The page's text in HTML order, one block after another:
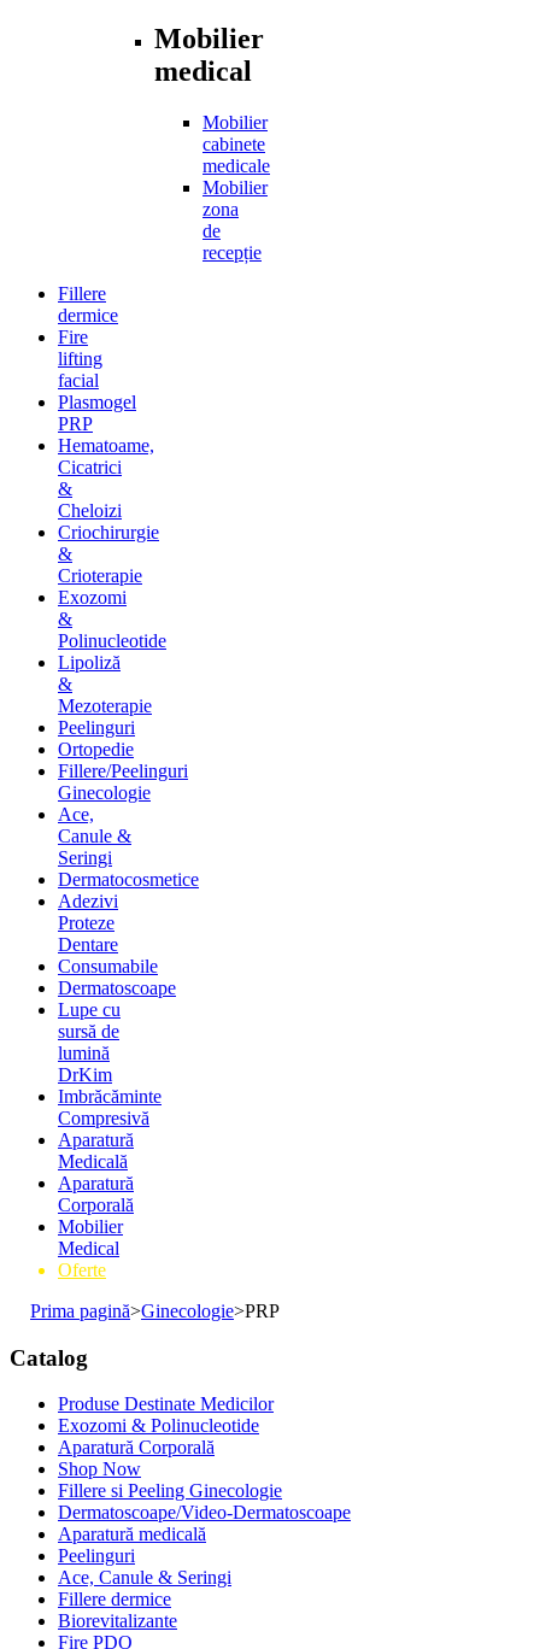
Mobilier
medical
Mobilier
cabinete
medicale
Mobilier
zona
de
recepție
Fillere
dermice
Fire
lifting
facial
Plasmogel
PRP
Hematoame,
Cicatrici
&
Cheloizi
Criochirurgie
&
Crioterapie
Exozomi
&
Polinucleotide
Lipoliză
&
Mezoterapie
Peelinguri
Ortopedie
Fillere/Peelinguri
Ginecologie
Ace,
Canule &
Seringi
Dermatocosmetice
Adezivi
Proteze
Dentare
Consumabile
Dermatoscoape
Lupe cu
sursă de
lumină
DrKim
Imbrăcăminte
Compresivă
Aparatură
Medicală
Aparatură
Corporală
Mobilier
Medical
Oferte
Prima pagină>Ginecologie>PRP
Catalog
Produse Destinate Medicilor
Exozomi & Polinucleotide
Aparatură Corporală
Shop Now
Fillere si Peeling Ginecologie
Dermatoscoape/Video-Dermatoscoape
Aparatură medicală
Peelinguri
Ace, Canule & Seringi
Fillere dermice
Biorevitalizante
Fire PDO